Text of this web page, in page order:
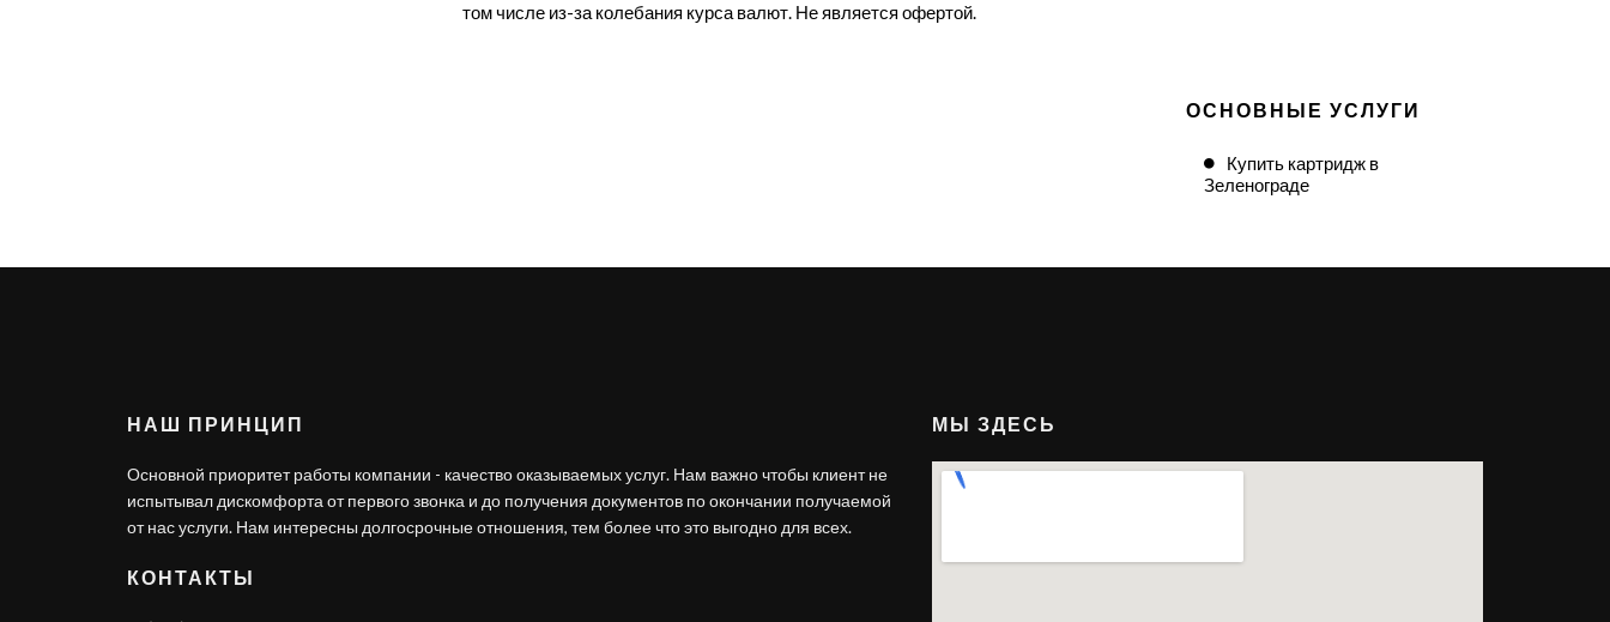
том числе из-за колебания курса валют. Не является офертой.
ОСНОВНЫЕ УСЛУГИ
Купить картридж в
Зеленограде
НАШ ПРИНЦИП
Основной приоритет работы компании - качество оказываемых услуг. Нам важно чтобы клиент не
испытывал дискомфорта от первого звонка и до получения документов по окончании получаемой
от нас услуги. Нам интересны долгосрочные отношения, тем более что это выгодно для всех.
КОНТАКТЫ
МЫ ЗДЕСЬ